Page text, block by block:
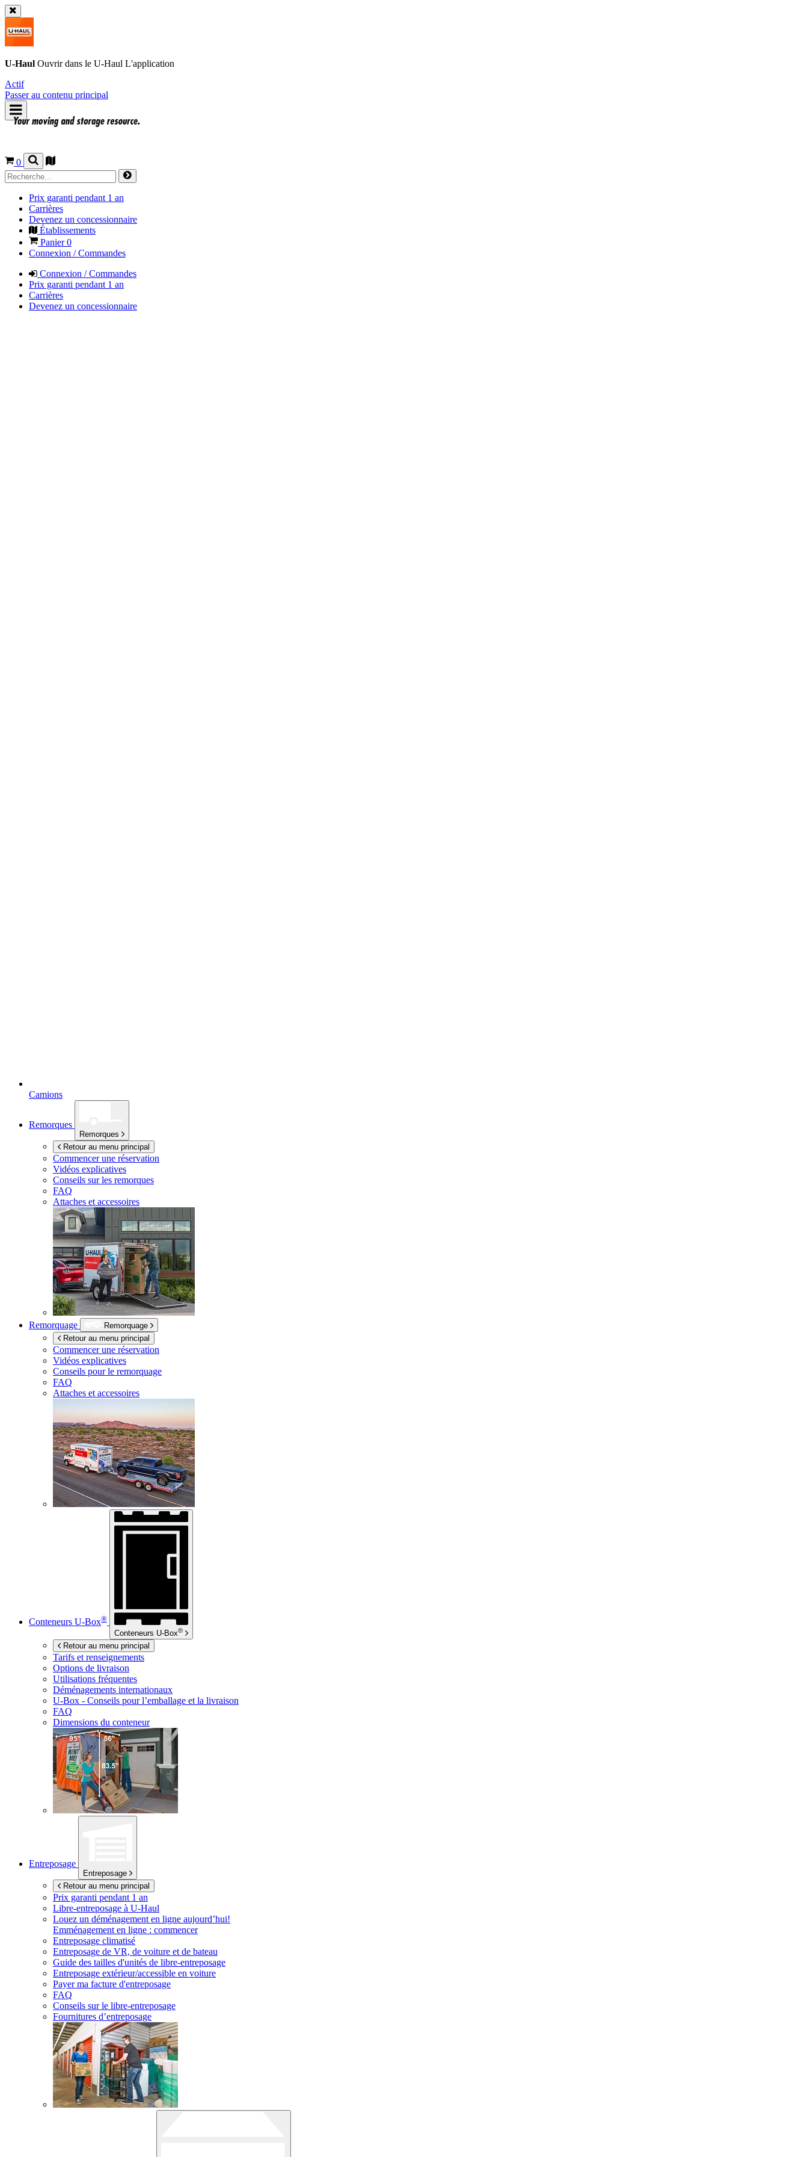
U-Haul Ouvrir dans le U-Haul L'application
Actif
Passer au contenu principal
0
Prix garanti pendant 1 an
Carrières
Devenez un concessionnaire
Établissements
Panier0
Connexion / Commandes
Connexion / Commandes
Prix garanti pendant 1 an
Carrières
Devenez un concessionnaire
Camions
Remorques
Remorques
Retour au menu principal
Commencer une réservation
Vidéos explicatives
Conseils sur les remorques
FAQ
Attaches et accessoires
Remorquage
Remorquage
Retour au menu principal
Commencer une réservation
Vidéos explicatives
Conseils pour le remorquage
FAQ
Attaches et accessoires
Conteneurs U-Box®
Conteneurs U-Box®
Retour au menu principal
Tarifs et renseignements
Options de livraison
Utilisations fréquentes
Déménagements internationaux
U-Box - Conseils pour l’emballage et la livraison
FAQ
Dimensions du conteneur
Entreposage
Entreposage
Retour au menu principal
Prix garanti pendant 1 an
Libre-entreposage à U-Haul
Louez un déménagement en ligne aujourd’hui!
Emménagement en ligne : commencer
Entreposage climatisé
Entreposage de VR, de voiture et de bateau
Guide des tailles d'unités de libre-entreposage
Entreposage extérieur/accessible en voiture
Payer ma facture d'entreposage
FAQ
Conseils sur le libre-entreposage
Fournitures d’entreposage